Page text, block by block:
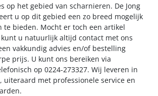
op het gebied van scharnieren. De Jong
u op dit gebied een zo breed mogelijk
te bieden. Mocht er toch een artikel
u natuurlijk altijd contact met ons
vakkundig advies en/of bestelling
prijs. U kunt ons bereiken via
op 0224-273327. Wij leveren in
uiteraard met professionele service en